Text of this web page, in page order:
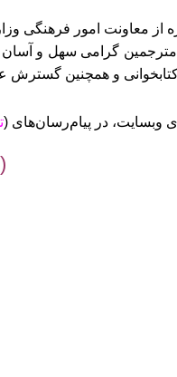
گرامی سهل و آسان
و همچنین گسترش
وبسایت، در پیام‌رسان‌های (
(09104949253)